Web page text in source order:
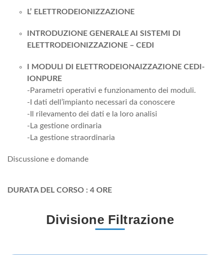
L’ ELETTRODEIONIZZAZIONE
INTRODUZIONE GENERALE AI SISTEMI DI
ELETTRODEIONIZZAZIONE – CEDI
I MODULI DI ELETTRODEIONAIZZAZIONE CEDI-
IONPURE
-Parametri operativi e funzionamento dei moduli.
-I dati dell’impianto necessari da conoscere
-Il rilevamento dei dati e la loro analisi
-La gestione ordinaria
-La gestione straordinaria
Discussione e domande
DURATA DEL CORSO : 4 ORE
Divisione Filtrazione